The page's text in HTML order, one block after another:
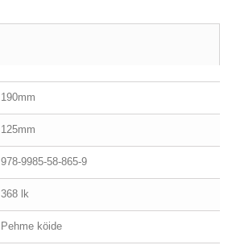
190mm
125mm
978-9985-58-865-9
368 lk
Pehme köide